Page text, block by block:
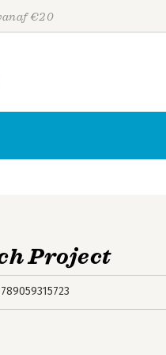
€20
Project
Personen